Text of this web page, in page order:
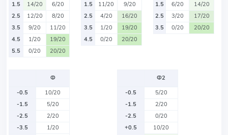
1.5
14/20
6/20
2.5
12/20
8/20
3.5
9/20
11/20
4.5
1/20
19/20
5.5
0/20 20/20
1.5
11/20
9/20
2.5
4/20
16/20
3.5
1/20
19/20
4.5
0/20 20/20
1.5
6/20
14/20
2.5
3/20
17/20
3.5
0/20 20/20
Ф
-0.5
10/20
-1.5
5/20
-2.5
2/20
-3.5
1/20
Ф2
-0.5
5/20
-1.5
2/20
-2.5
0/20
+0.5
10/20